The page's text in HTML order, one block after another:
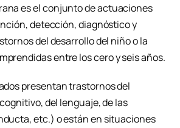
es el conjunto de actuaciones
detección, diagnóstico y
del desarrollo del niño o la
entre los cero y seis años.
presentan trastornos del
del lenguaje, de las
etc.) o están en situaciones